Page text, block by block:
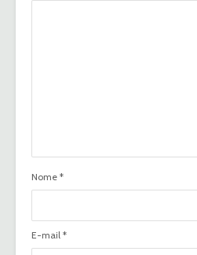
Nome *
E-mail *